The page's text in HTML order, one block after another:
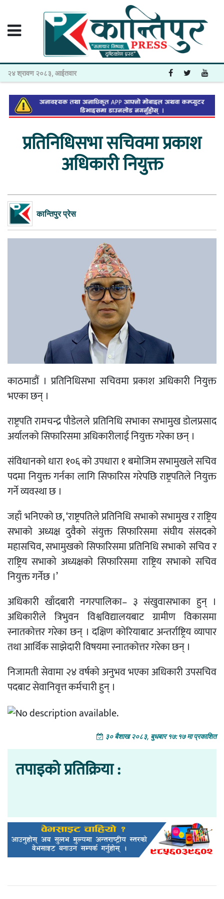
२४ श्रावण २०८३, आईतवार
प्रतिनिधिसभा सचिवमा प्रकाश
अधिकारी नियुक्त
कान्तिपुर प्रेस
काठमाडौं । प्रतिनिधिसभा सचिवमा प्रकाश अधिकारी नियुक्त
भएका छन् ।
राष्ट्रपति रामचन्द्र पौडेलले प्रतिनिधि सभाका सभामुख डोलप्रसाद
अर्यालको सिफारिसमा अधिकारीलाई नियुक्त गरेका छन् ।
संविधानको धारा १०६ को उपधारा १ बमोजिम सभामुखले सचिव
पदमा नियुक्त गर्नका लागि सिफारिस गरेपछि राष्ट्रपतिले नियुक्त
गर्ने व्यवस्था छ ।
जहाँ भनिएको छ, ‘राष्ट्रपतिले प्रतिनिधि सभाको सभामुख र राष्ट्रिय
सभाको अध्यक्ष दुवैको संयुक्त सिफारिसमा संघीय संसदको
महासचिव, सभामुखको सिफारिसमा प्रतिनिधि सभाको सचिव र
राष्ट्रिय सभाको अध्यक्षको सिफारिसमा राष्ट्रिय सभाको सचिव
नियुक्त गर्नेछ ।’
अधिकारी खाँदबारी नगरपालिका– ३ संखुवासभाका हुन् ।
अधिकारीले त्रिभुवन विश्वविद्यालयबाट ग्रामीण विकासमा
स्नातकोत्तर गरेका छन् । दक्षिण कोरियाबाट अन्तर्राष्ट्रिय व्यापार
तथा आर्थिक साझेदारी विषयमा स्नातकोत्तर गरेका छन् ।
निजामती सेवामा २४ वर्षको अनुभव भएका अधिकारी उपसचिव
पदबाट सेवानिवृत्त कर्मचारी हुन् ।
३० बैशाख २०८३, बुधबार १७:१७ मा प्रकाशित
तपाइको प्रतिक्रिया :